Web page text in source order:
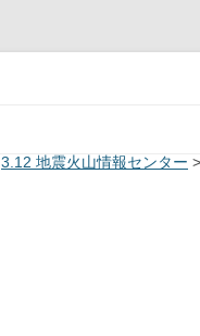
3.12 地震火山情報センター